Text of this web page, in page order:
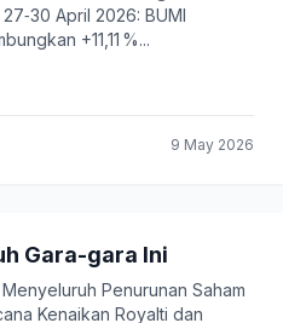
April 2026: BUMI
+11,11 %...
9 May 2026
Gara-gara Ini
Penurunan Saham
Kenaikan Royalti dan